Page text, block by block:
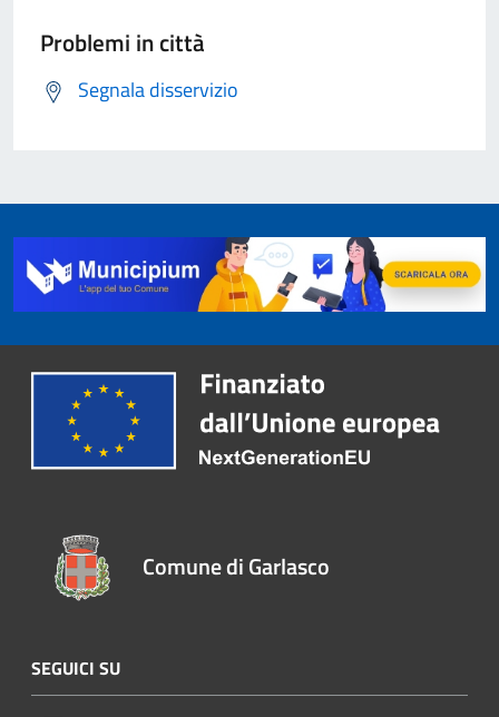
Problemi in città
Segnala disservizio
Comune di Garlasco
SEGUICI SU